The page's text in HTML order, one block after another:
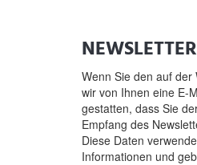
Wenn Sie den auf
wir von Ihnen eine E-
gestatten, dass Sie
Empfang des
Diese Daten
Informationen und